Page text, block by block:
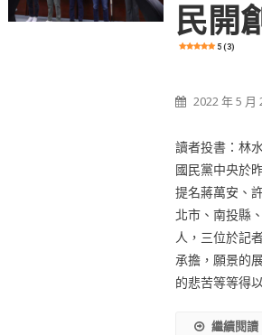
民開
5 (3)
2022 年 5 月
讀者投書：林
國民黨中央於
提名蔣萬安、
北市、南投縣
人，三位於記
承擔，願景的
的悲苦等等得
繼續閱讀